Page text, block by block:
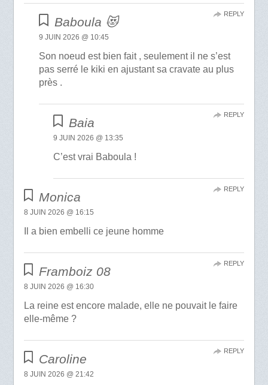
Baboula 😻
9 JUIN 2026 @ 10:45
Son noeud est bien fait , seulement il ne s’est
pas serré le kiki en ajustant sa cravate au plus
près .
REPLY
Baia
9 JUIN 2026 @ 13:35
C’est vrai Baboula !
REPLY
Monica
8 JUIN 2026 @ 16:15
Il a bien embelli ce jeune homme
REPLY
Framboiz 08
8 JUIN 2026 @ 16:30
La reine est encore malade, elle ne pouvait le faire
elle-même ?
REPLY
Caroline
8 JUIN 2026 @ 21:42
REPLY